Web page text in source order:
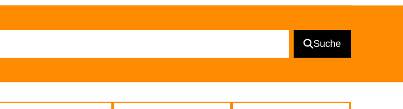
Suche